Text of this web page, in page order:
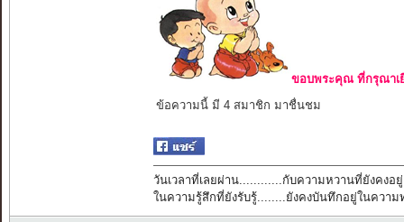
ขอบพระคุณ ที่กรุณาเ
ข้อความนี้ มี 4 สมาชิก มาชื่นชม
วันเวลาที่เลยผ่าน............กับความหวานที่ยังคงอยู่
ในความรู้สึกที่ยังรับรู้........ยังคงบันทึกอยู่ในความ